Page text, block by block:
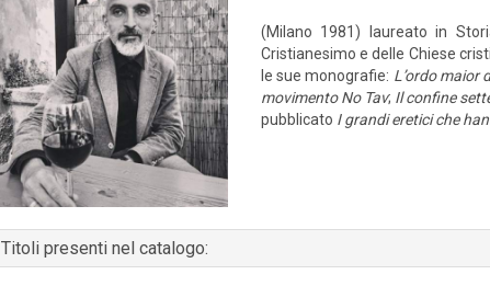
(Milano 1981) laureato in
Cristianesimo e delle Chiese
le sue monografie: L’ordo maior
movimento No Tav; Il confine
pubblicato I grandi eretici che
Titoli presenti nel catalogo: